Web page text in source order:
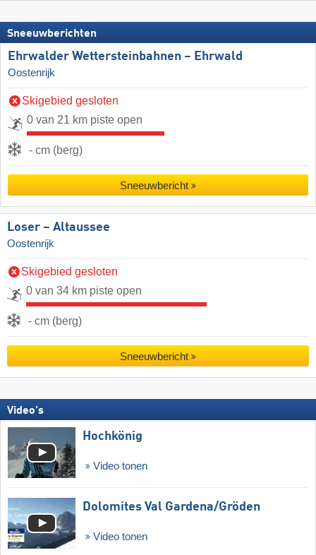
Sneeuwberichten
Ehrwalder Wettersteinbahnen – Ehrwald
Oostenrijk
Skigebied gesloten
0 van 21 km piste open
- cm (berg)
Sneeuwbericht
Loser – Altaussee
Oostenrijk
Skigebied gesloten
0 van 34 km piste open
- cm (berg)
Sneeuwbericht
Video's
Hochkönig
Video tonen
Dolomites Val Gardena/​Gröden
Video tonen